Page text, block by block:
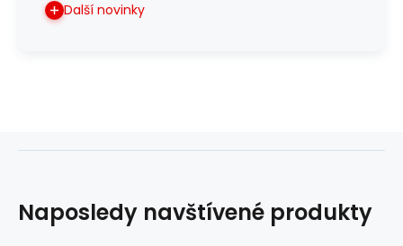
Další novinky
Naposledy navštívené produkty